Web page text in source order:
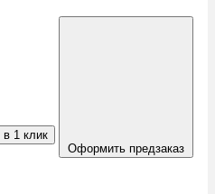
в 1 клик
Оформить предзаказ